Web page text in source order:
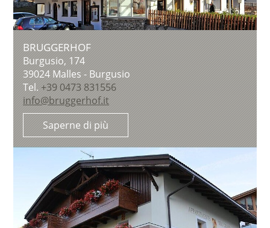
BRUGGERHOF
Burgusio, 174
39024 Malles - Burgusio
Tel. +39 0473 831556
info@bruggerhof.it
Saperne di più